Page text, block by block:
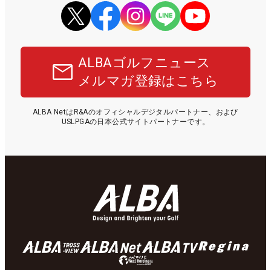
ALBAゴルフニュース
メルマガ登録はこちら
ALBA NetはR&Aのオフィシャルデジタルパートナー、および
USLPGAの日本公式サイトパートナーです。